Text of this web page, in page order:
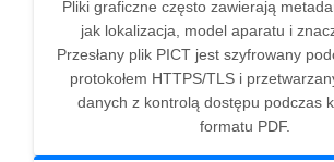
Pliki graficzne często zawierają
jak lokalizacja, model aparatu i
Przesłany plik PICT jest szyfrowany
protokołem HTTPS/TLS i
danych z kontrolą dostępu podczas
formatu PDF.